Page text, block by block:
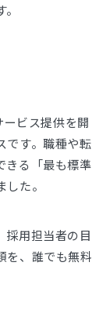
ービス提供を開
です。職種や転
きる「最も標準
た。
採用担当者の目
を、誰でも無料